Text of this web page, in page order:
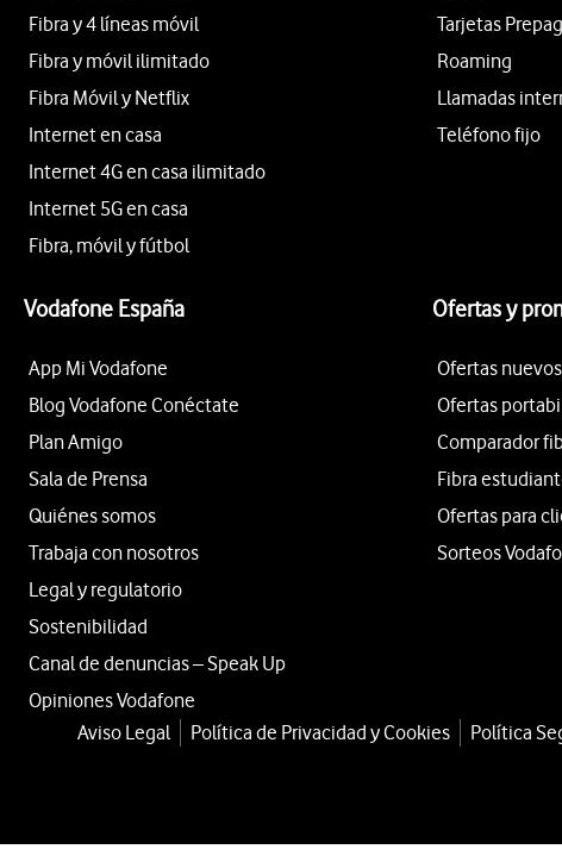
Fibra y 4 líneas móvil
Fibra y móvil ilimitado
Fibra Móvil y Netflix
Internet en casa
Internet 4G en casa ilimitado
Internet 5G en casa
Fibra, móvil y fútbol
Tarjetas
Roaming
Llamadas
Teléfono fijo
Vodafone España
App Mi Vodafone
Blog Vodafone Conéctate
Plan Amigo
Sala de Prensa
Quiénes somos
Trabaja con nosotros
Legal y regulatorio
Sostenibilidad
Canal de denuncias – Speak Up
Opiniones Vodafone
Ofertas y
Ofertas
Ofertas
Comparador
Fibra
Ofertas para
Sorteos
Aviso Legal Política de Privacidad y Cookies Política